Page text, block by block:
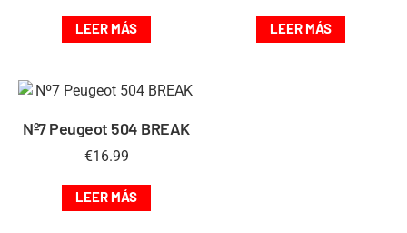
LEER MÁS LEER MÁS
Nº7 Peugeot 504 BREAK
€16.99
LEER MÁS